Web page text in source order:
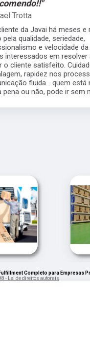
da Javai há meses e
seriedade,
e velocidade da
em resolver as
satisfeito. Cuidado com
rapidez nos processos,
fluida... quem está na
ou não, pode ir sem medo.
Completo para Empresas
- Lei de direitos autorais